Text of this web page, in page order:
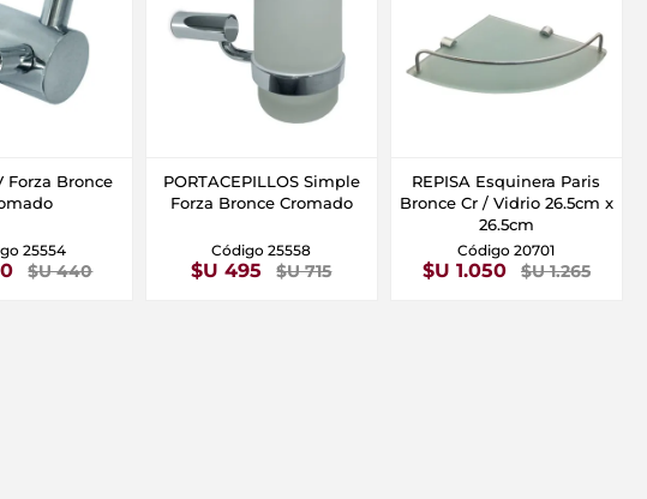
Forza Bronce
25554
$U 440
PORTACEPILLOS Simple
Forza Bronce Cromado
Código 25558
$U 495 $U 715
REPISA Esquinera Paris
Bronce Cr / Vidrio 26.5cm x
26.5cm
Código 20701
$U 1.050 $U 1.265